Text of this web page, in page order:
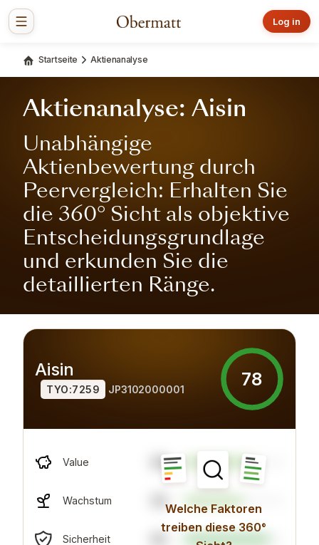
Log in
Startseite Aktienanalyse
Aktienanalyse: Aisin
Unabhängige
Aktienbewertung durch
Peervergleich: Erhalten Sie
die 360° Sicht als objektive
Entscheidungsgrundlage
und erkunden Sie die
detaillierten Ränge.
Aisin
TYO:7259 JP3102000001 78
Value 69
Wachstum 59
Sicherheit
Welche Faktoren
treiben diese 360°